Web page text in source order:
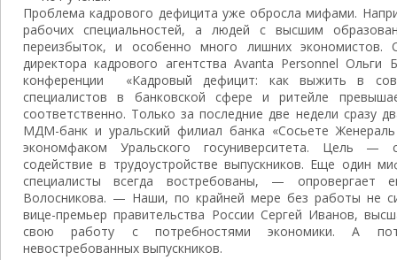
Проблема кадрового дефицита уже обросла мифами.
рабочих специальностей, а людей с высшим
переизбыток, и особенно много лишних экономистов.
директора кадрового агентства Avanta Personnel Ольги
конференции «Кадровый дефицит: как выжить в
специалистов в банковской сфере и ритейле
соответственно. Только за последние две недели сразу
МДМ-банк и уральский филиал банка «Сосьете
экономфаком Уральского госуниверситета. Цель —
содействие в трудоустройстве выпускников. Еще один
специалисты всегда востребованы, —
Волосникова. — Наши, по крайней мере без работы не
вице-премьер правительства России Сергей Иванов,
свою работу с потребностями экономики. А
невостребованных выпускников.